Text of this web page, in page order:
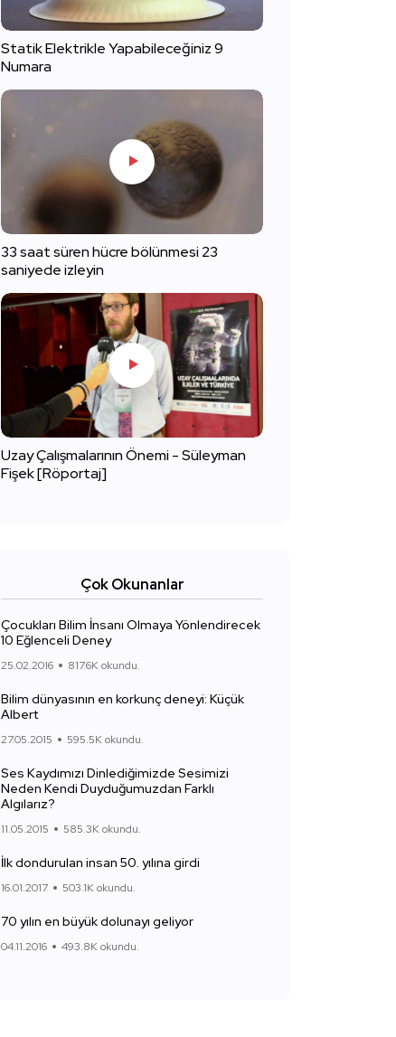
Statik Elektrikle Yapabileceğiniz 9
Numara
33 saat süren hücre bölünmesi 23
saniyede izleyin
Uzay Çalışmalarının Önemi - Süleyman
Fişek [Röportaj]
Çok Okunanlar
Çocukları Bilim İnsanı Olmaya Yönlendirecek
10 Eğlenceli Deney
25.02.2016 817.6K okundu.
Bilim dünyasının en korkunç deneyi: Küçük
Albert
27.05.2015 595.5K okundu.
Ses Kaydımızı Dinlediğimizde Sesimizi
Neden Kendi Duyduğumuzdan Farklı
Algılarız?
11.05.2015 585.3K okundu.
İlk dondurulan insan 50. yılına girdi
16.01.2017 503.1K okundu.
70 yılın en büyük dolunayı geliyor
04.11.2016 493.8K okundu.